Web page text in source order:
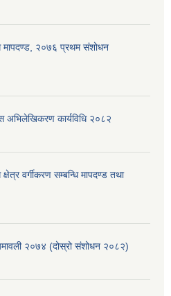
मापदण्ड, २०७६ प्रथम संशोधन
अभिलेखिकरण कार्यविधि २०८२
वर्गीकरण सम्बन्धि मापदण्ड तथा
२०७४ (दोस्रो संशोधन २०८२)